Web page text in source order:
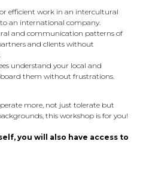
efficient work in an intercultural
an international company.
and communication patterns of
and clients without
understand your local and
them without frustrations.
more, not just tolerate but
this workshop is for you!
you will also have access to